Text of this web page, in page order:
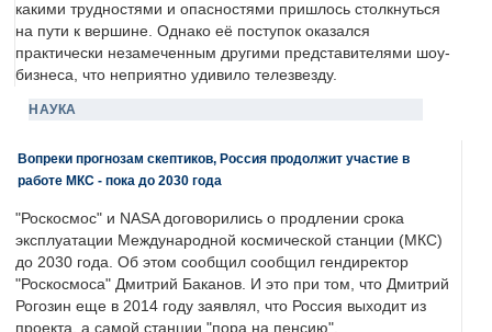
какими трудностями и опасностями пришлось столкнуться
на пути к вершине. Однако её поступок оказался
практически незамеченным другими представителями шоу-
бизнеса, что неприятно удивило телезвезду.
НАУКА
Вопреки прогнозам скептиков, Россия продолжит участие в
работе МКС - пока до 2030 года
"Роскосмос" и NASA договорились о продлении срока
эксплуатации Международной космической станции (МКС)
до 2030 года. Об этом сообщил сообщил гендиректор
"Роскосмоса" Дмитрий Баканов. И это при том, что Дмитрий
Рогозин еще в 2014 году заявлял, что Россия выходит из
проекта, а самой станции "пора на пенсию".